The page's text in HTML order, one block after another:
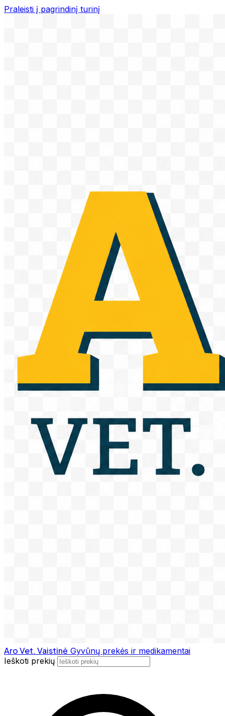
Praleisti į pagrindinį turinį
Aro Vet. Vaistinė Gyvūnų prekės ir medikamentai
Ieškoti prekių